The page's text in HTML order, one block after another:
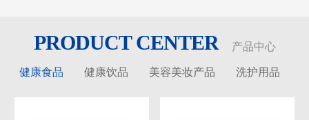
PRODUCT CENTER 产品中心
健康食品 健康饮品 美容美妆产品 洗护用品